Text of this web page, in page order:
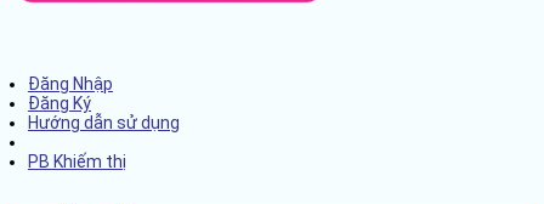
Đăng Nhập
Đăng Ký
Hướng dẫn sử dụng
PB Khiếm thị